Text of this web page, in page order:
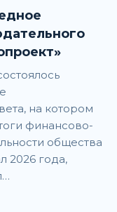
на котором
финансово-
общества
2026 года,